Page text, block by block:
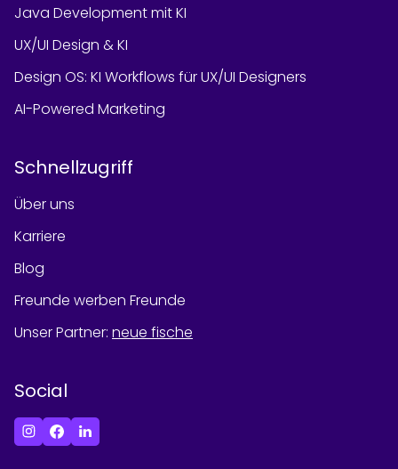
Java Development mit KI
UX/UI Design & KI
Design OS: KI Workflows für UX/UI Designers
AI-Powered Marketing
Schnellzugriff
Über uns
Karriere
Blog
Freunde werben Freunde
Unser Partner: neue fische
Social